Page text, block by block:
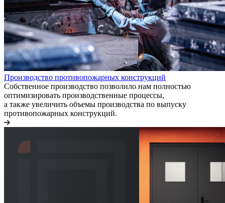
Производство противопожарных конструкций
Собственное производство позволило нам полностью
оптимизировать производственные процессы,
а также увеличить объемы производства по выпуску
противопожарных конструкций.